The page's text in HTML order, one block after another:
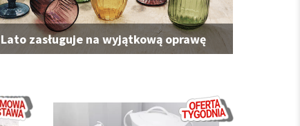
Lato zasługuje na wyjątkową oprawę